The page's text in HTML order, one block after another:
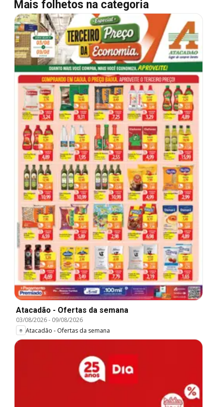
Mais folhetos na categoria
Atacadão - Ofertas da semana
03/08/2026- 09/08/2026
Atacadão - Ofertas da semana